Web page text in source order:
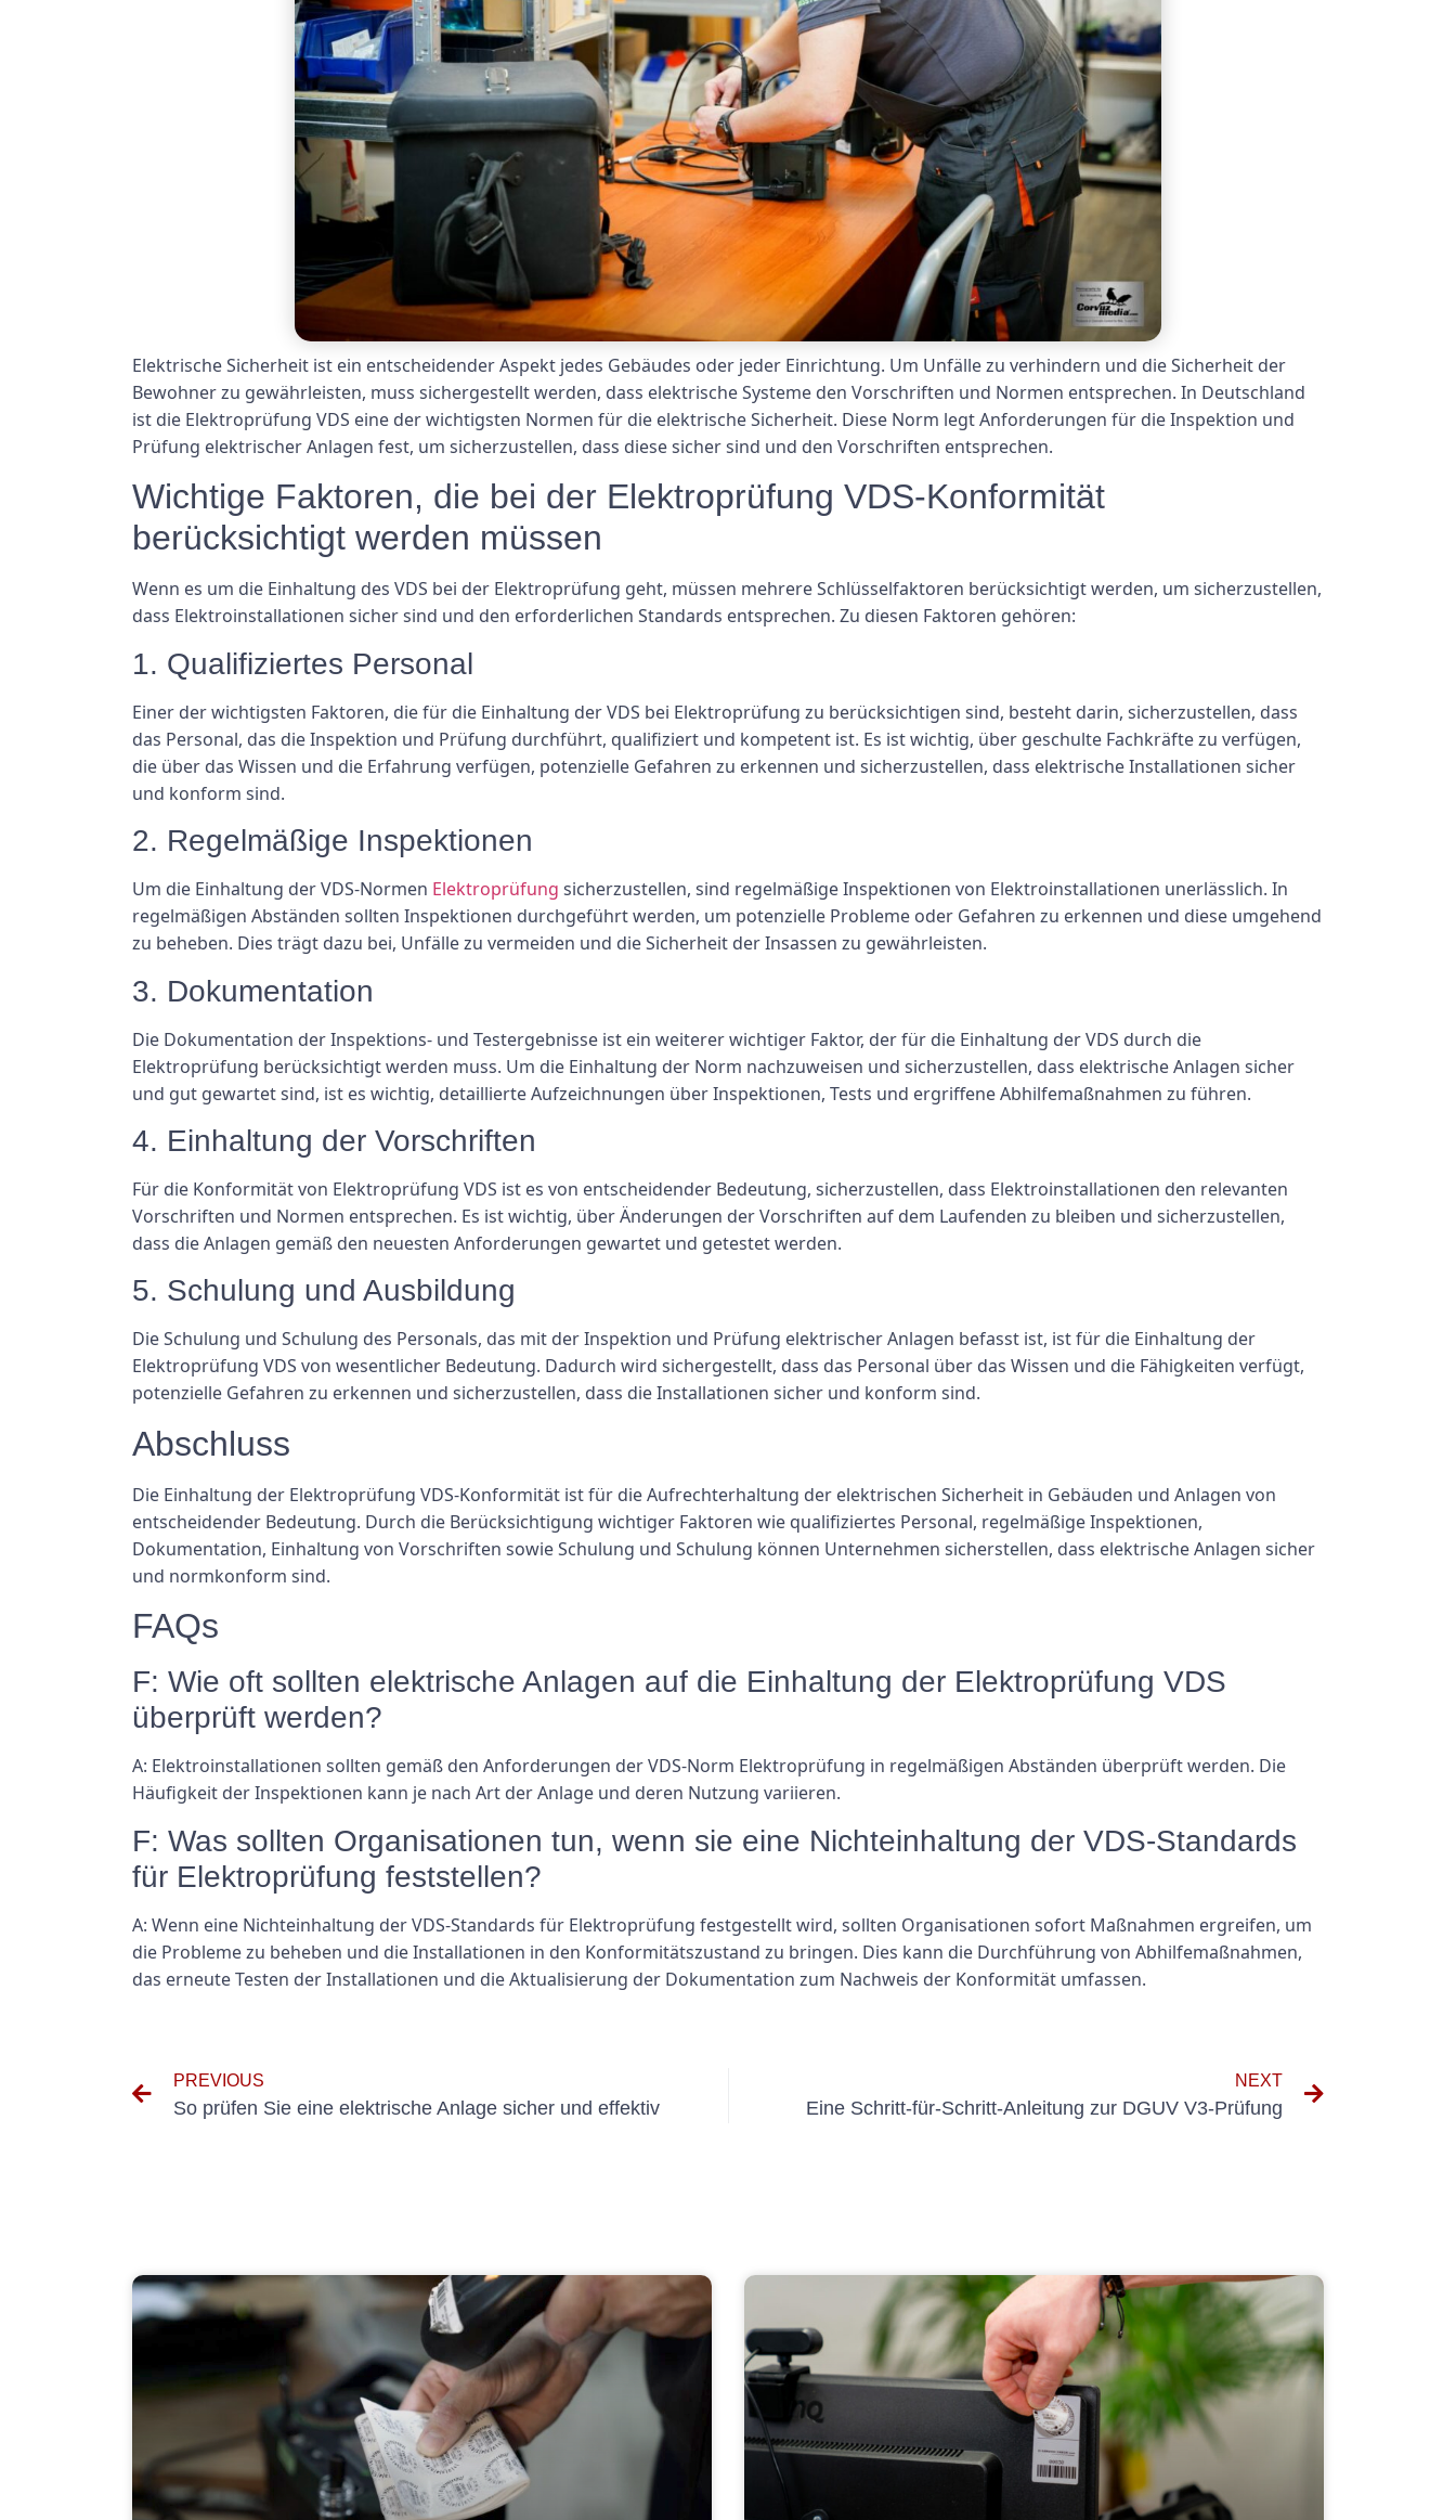
Elektrische Sicherheit ist ein entscheidender Aspekt jedes Gebäudes oder jeder Einrichtung. Um Unfälle zu verhindern und die Sicherheit der
Bewohner zu gewährleisten, muss sichergestellt werden, dass elektrische Systeme den Vorschriften und Normen entsprechen. In Deutschland
ist die Elektroprüfung VDS eine der wichtigsten Normen für die elektrische Sicherheit. Diese Norm legt Anforderungen für die Inspektion und
Prüfung elektrischer Anlagen fest, um sicherzustellen, dass diese sicher sind und den Vorschriften entsprechen.
Wichtige Faktoren, die bei der Elektroprüfung VDS-Konformität
berücksichtigt werden müssen
Wenn es um die Einhaltung des VDS bei der Elektroprüfung geht, müssen mehrere Schlüsselfaktoren berücksichtigt werden, um sicherzustellen,
dass Elektroinstallationen sicher sind und den erforderlichen Standards entsprechen. Zu diesen Faktoren gehören:
1. Qualifiziertes Personal
Einer der wichtigsten Faktoren, die für die Einhaltung der VDS bei Elektroprüfung zu berücksichtigen sind, besteht darin, sicherzustellen, dass
das Personal, das die Inspektion und Prüfung durchführt, qualifiziert und kompetent ist. Es ist wichtig, über geschulte Fachkräfte zu verfügen,
die über das Wissen und die Erfahrung verfügen, potenzielle Gefahren zu erkennen und sicherzustellen, dass elektrische Installationen sicher
und konform sind.
2. Regelmäßige Inspektionen
Um die Einhaltung der VDS-Normen Elektroprüfung sicherzustellen, sind regelmäßige Inspektionen von Elektroinstallationen unerlässlich. In
regelmäßigen Abständen sollten Inspektionen durchgeführt werden, um potenzielle Probleme oder Gefahren zu erkennen und diese umgehend
zu beheben. Dies trägt dazu bei, Unfälle zu vermeiden und die Sicherheit der Insassen zu gewährleisten.
3. Dokumentation
Die Dokumentation der Inspektions- und Testergebnisse ist ein weiterer wichtiger Faktor, der für die Einhaltung der VDS durch die
Elektroprüfung berücksichtigt werden muss. Um die Einhaltung der Norm nachzuweisen und sicherzustellen, dass elektrische Anlagen sicher
und gut gewartet sind, ist es wichtig, detaillierte Aufzeichnungen über Inspektionen, Tests und ergriffene Abhilfemaßnahmen zu führen.
4. Einhaltung der Vorschriften
Für die Konformität von Elektroprüfung VDS ist es von entscheidender Bedeutung, sicherzustellen, dass Elektroinstallationen den relevanten
Vorschriften und Normen entsprechen. Es ist wichtig, über Änderungen der Vorschriften auf dem Laufenden zu bleiben und sicherzustellen,
dass die Anlagen gemäß den neuesten Anforderungen gewartet und getestet werden.
5. Schulung und Ausbildung
Die Schulung und Schulung des Personals, das mit der Inspektion und Prüfung elektrischer Anlagen befasst ist, ist für die Einhaltung der
Elektroprüfung VDS von wesentlicher Bedeutung. Dadurch wird sichergestellt, dass das Personal über das Wissen und die Fähigkeiten verfügt,
potenzielle Gefahren zu erkennen und sicherzustellen, dass die Installationen sicher und konform sind.
Abschluss
Die Einhaltung der Elektroprüfung VDS-Konformität ist für die Aufrechterhaltung der elektrischen Sicherheit in Gebäuden und Anlagen von
entscheidender Bedeutung. Durch die Berücksichtigung wichtiger Faktoren wie qualifiziertes Personal, regelmäßige Inspektionen,
Dokumentation, Einhaltung von Vorschriften sowie Schulung und Schulung können Unternehmen sicherstellen, dass elektrische Anlagen sicher
und normkonform sind.
FAQs
F: Wie oft sollten elektrische Anlagen auf die Einhaltung der Elektroprüfung VDS
überprüft werden?
A: Elektroinstallationen sollten gemäß den Anforderungen der VDS-Norm Elektroprüfung in regelmäßigen Abständen überprüft werden. Die
Häufigkeit der Inspektionen kann je nach Art der Anlage und deren Nutzung variieren.
F: Was sollten Organisationen tun, wenn sie eine Nichteinhaltung der VDS-Standards
für Elektroprüfung feststellen?
A: Wenn eine Nichteinhaltung der VDS-Standards für Elektroprüfung festgestellt wird, sollten Organisationen sofort Maßnahmen ergreifen, um
die Probleme zu beheben und die Installationen in den Konformitätszustand zu bringen. Dies kann die Durchführung von Abhilfemaßnahmen,
das erneute Testen der Installationen und die Aktualisierung der Dokumentation zum Nachweis der Konformität umfassen.
PREVIOUS
So prüfen Sie eine elektrische Anlage sicher und effektiv
NEXT
Eine Schritt-für-Schritt-Anleitung zur DGUV V3-Prüfung